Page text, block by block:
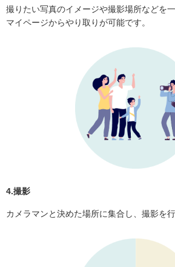
撮りたい写真のイメージや撮影場所などを一
マイページからやり取りが可能です。
4.撮影
カメラマンと決めた場所に集合し、撮影を行